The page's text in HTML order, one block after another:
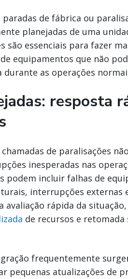
de fábrica ou
planejadas de uma
são essenciais para fazer
equipamentos que não
durante as operações
resposta
de paralisações
inesperadas nas
podem incluir falhas de
interrupções externas
rápida da
de recursos e retomada
frequentemente
pequenas atualizações de